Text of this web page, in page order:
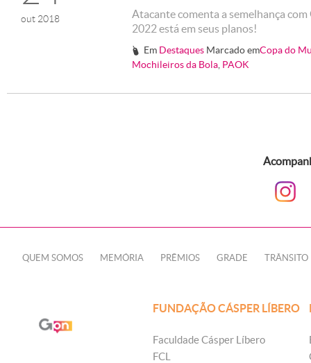
out 2018
Atacante comenta a semelhança
2022 está em seus planos!
# Em Destaques Marcado emCopa do
Mochileiros da Bola PAOK
QUEM SOMOS MEMÓRIA PRÊMIOS GRADE TRÂNSITO
FUNDAÇÃO CÁSPER LÍBERO
Faculdade Cásper Líbero
FCL